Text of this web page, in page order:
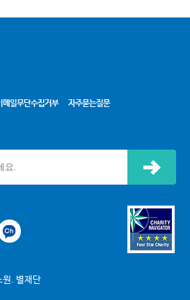
메일무단수집거부 자주묻는질문
원. 별재단